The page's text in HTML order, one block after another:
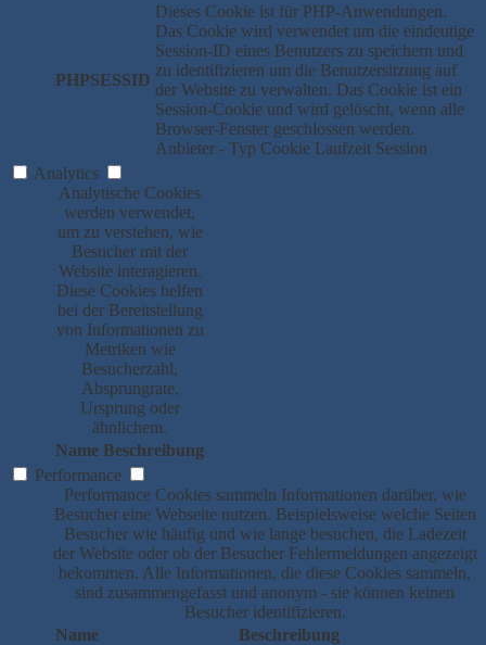
PHPSESSID
Dieses Cookie ist für PHP-Anwendungen.
Das Cookie wird verwendet um die eindeutige
Session-ID eines Benutzers zu speichern und
zu identifizieren um die Benutzersitzung auf
der Website zu verwalten. Das Cookie ist ein
Session-Cookie und wird gelöscht, wenn alle
Browser-Fenster geschlossen werden.
Anbieter - Typ Cookie Laufzeit Session
Analytics
Analytische Cookies
werden verwendet,
um zu verstehen, wie
Besucher mit der
Website interagieren.
Diese Cookies helfen
bei der Bereitstellung
von Informationen zu
Metriken wie
Besucherzahl,
Absprungrate,
Ursprung oder
ähnlichem.
Name Beschreibung
Performance
Performance Cookies sammeln Informationen darüber, wie
Besucher eine Webseite nutzen. Beispielsweise welche Seiten
Besucher wie häufig und wie lange besuchen, die Ladezeit
der Website oder ob der Besucher Fehlermeldungen angezeigt
bekommen. Alle Informationen, die diese Cookies sammeln,
sind zusammengefasst und anonym - sie können keinen
Besucher identifizieren.
Name
Beschreibung